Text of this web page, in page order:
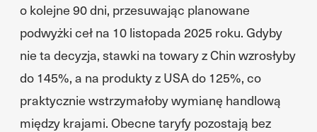
o kolejne 90 dni, przesuwając planowane
podwyżki ceł na 10 listopada 2025 roku. Gdyby
nie ta decyzja, stawki na towary z Chin wzrosłyby
do 145%, a na produkty z USA do 125%, co
praktycznie wstrzymałoby wymianę handlową
między krajami. Obecne taryfy pozostają bez